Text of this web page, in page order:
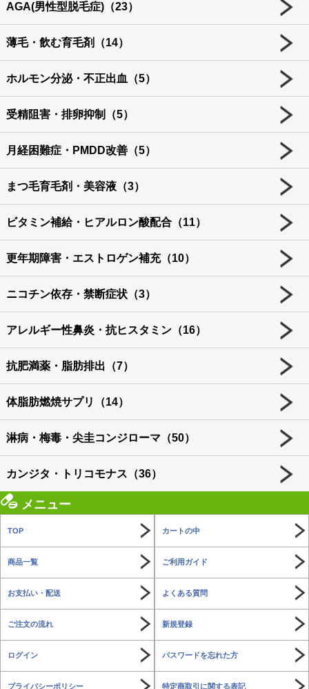
AGA(男性型脱毛症)（23）
薄毛・飲む育毛剤（14）
ホルモン分泌・不正出血（5）
受精阻害・排卵抑制（5）
月経困難症・PMDD改善（5）
まつ毛育毛剤・美容液（3）
ビタミン補給・ヒアルロン酸配合（11）
更年期障害・エストロゲン補充（10）
ニコチン依存・禁断症状（3）
アレルギー性鼻炎・抗ヒスタミン（16）
抗肥満薬・脂肪排出（7）
体脂肪燃焼サプリ（14）
淋病・梅毒・尖圭コンジローマ（50）
カンジタ・トリコモナス（36）
メニュー
TOP カートの中
商品一覧 ご利用ガイド
お支払い・配送 よくある質問
ご注文の流れ 新規登録
ログイン パスワードを忘れた方
プライバシーポリシー 特定商取引に関する表記